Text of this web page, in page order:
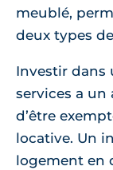
meublé,
deux types
Investir dans
services a un
d’être
locative. Un
logement en